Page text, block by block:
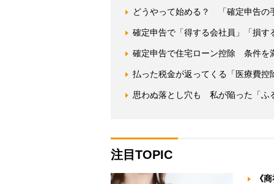
どうやって始める？ 「確定申告の
確定申告で「得する会社員」「損す
確定申告で住宅ローン控除 条件を
払った税金が返ってくる「医療費
思わぬ落とし穴も 私が陥った「ふ
注目TOPIC
《